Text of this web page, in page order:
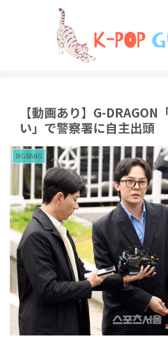
【動画あり】G-DRAGON
い」で警察署に自主出頭
BIGBANG